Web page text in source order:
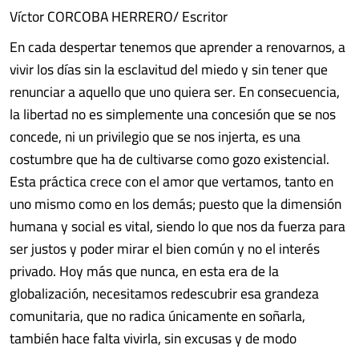
Víctor CORCOBA HERRERO/ Escritor
En cada despertar tenemos que aprender a renovarnos, a
vivir los días sin la esclavitud del miedo y sin tener que
renunciar a aquello que uno quiera ser. En consecuencia,
la libertad no es simplemente una concesión que se nos
concede, ni un privilegio que se nos injerta, es una
costumbre que ha de cultivarse como gozo existencial.
Esta práctica crece con el amor que vertamos, tanto en
uno mismo como en los demás; puesto que la dimensión
humana y social es vital, siendo lo que nos da fuerza para
ser justos y poder mirar el bien común y no el interés
privado. Hoy más que nunca, en esta era de la
globalización, necesitamos redescubrir esa grandeza
comunitaria, que no radica únicamente en soñarla,
también hace falta vivirla, sin excusas y de modo